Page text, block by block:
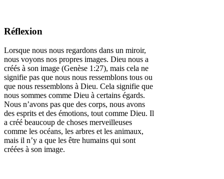
Réflexion
Lorsque nous nous regardons dans un miroir,
nous voyons nos propres images. Dieu nous a
créés à son image (Genèse 1:27), mais cela ne
signifie pas que nous nous ressemblons tous ou
que nous ressemblons à Dieu. Cela signifie que
nous sommes comme Dieu à certains égards.
Nous n’avons pas que des corps, nous avons
des esprits et des émotions, tout comme Dieu. Il
a créé beaucoup de choses merveilleuses
comme les océans, les arbres et les animaux,
mais il n’y a que les être humains qui sont
créées à son image.